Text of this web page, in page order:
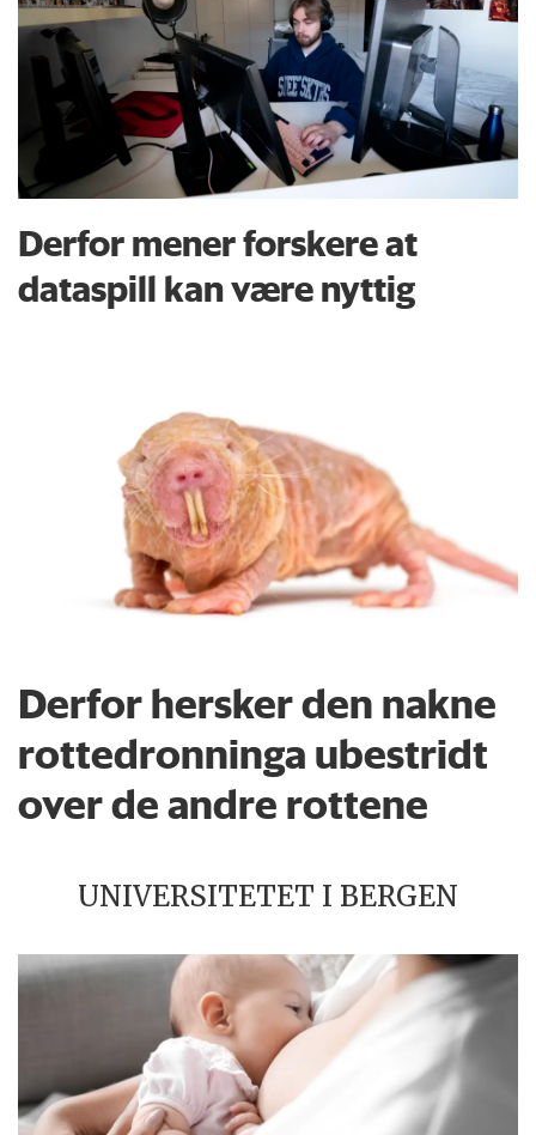
Derfor mener forskere at
dataspill kan være nyttig
Derfor hersker den nakne
rottedronninga ubestridt
over de andre rottene
UNIVERSITETET I BERGEN